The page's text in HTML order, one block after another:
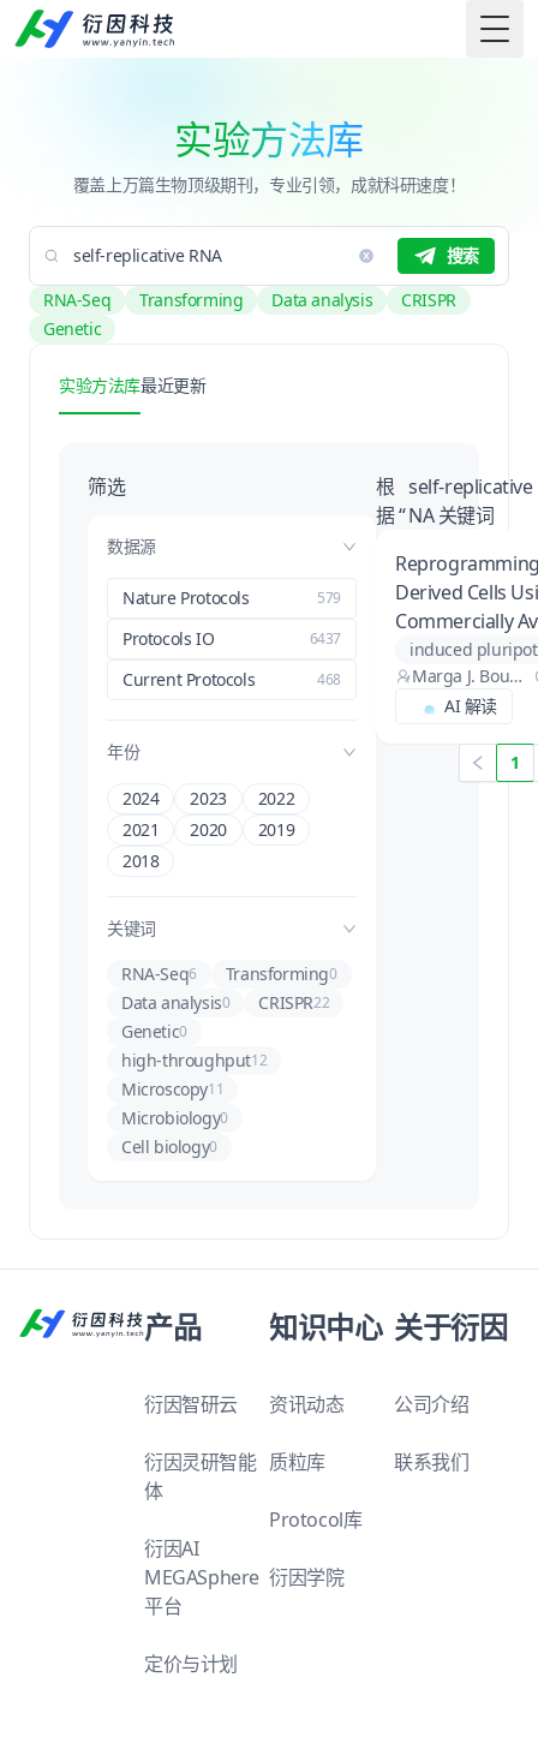
实验方法库
覆盖上万篇生物顶级期刊，专业引领，成就科研速度！
搜索
RNA-Seq
Transforming Data analysis
CRISPR
Genetic
实验方法库最近更新
筛选
数据源
Nature Protocols 579
Protocols IO 6437
Current Protocols 468
年份
2024 2023
2022
2021
2020
2019
2018
关键词
RNA-Seq6 Transforming0
Data analysis0 CRISPR22
Genetic0
high-throughput12
Microscopy11
Microbiology0
Cell biology0
根
据 “
self-replicative
NA 关键词
Derived Cells
Commercially
Replicative
Single
reprogramming
self-replicative
Marga J. Boum
a, Christiaan H.
tine L. Mummer
y, Harald Mikker
AI 解读
1
产品
衍因智研云
衍因灵研智能
体
衍因AI
MEGASphere
平台
定价与计划
知识中心
资讯动态
质粒库
Protocol库
衍因学院
关于衍因
公司介绍
联系我们